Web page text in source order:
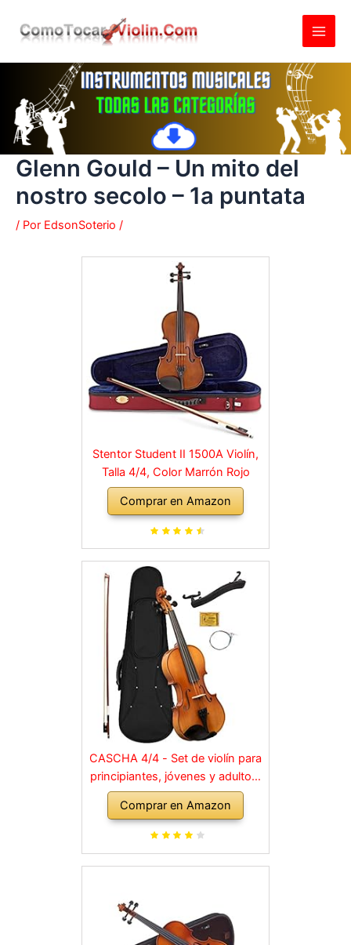
Glenn Gould – Un mito del
nostro secolo – 1a puntata
/ Por EdsonSoterio /
Stentor Student II 1500A Violín,
Talla 4/4, Color Marrón Rojo
Comprar en Amazon
CASCHA 4/4 - Set de violín para
principiantes, jóvenes y adultos,
violín macizo con arco, colofonia,
cuerdas de repuesto, soporte
para hombro, maletín, abeto
Comprar en Amazon